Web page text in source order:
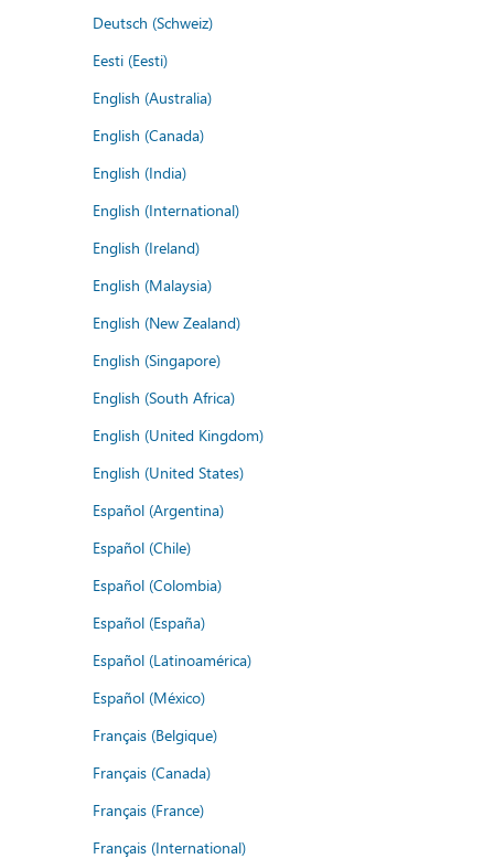
Deutsch (Schweiz)
Eesti (Eesti)
English (Australia)
English (Canada)
English (India)
English (International)
English (Ireland)
English (Malaysia)
English (New Zealand)
English (Singapore)
English (South Africa)
English (United Kingdom)
English (United States)
Español (Argentina)
Español (Chile)
Español (Colombia)
Español (España)
Español (Latinoamérica)
Español (México)
Français (Belgique)
Français (Canada)
Français (France)
Français (International)